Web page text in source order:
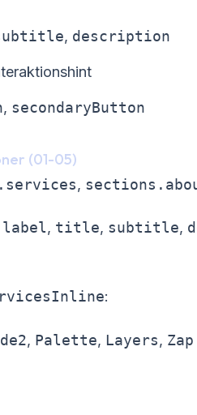
, description
, secondaryButton
(01-05)
,
label, title, subtitle,
:
, Palette, Layers, Zap